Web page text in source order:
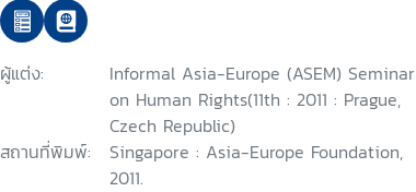
ผู้แต่ง:
Informal Asia-Europe (ASEM) Seminar
on Human Rights(11th : 2011 : Prague,
Czech Republic)
สถานที่พิมพ์:
Singapore : Asia-Europe Foundation,
2011.